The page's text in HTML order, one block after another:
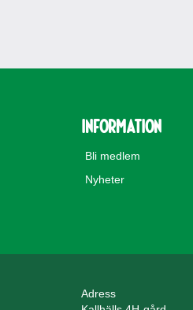
Information
Bli medlem
Nyheter
Adress